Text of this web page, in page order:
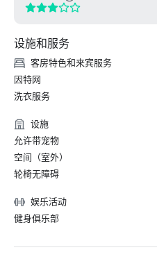
设施和服务
客房特色和来宾服务
因特网
洗衣服务
设施
允许带宠物
空间（室外）
轮椅无障碍
娱乐活动
健身俱乐部